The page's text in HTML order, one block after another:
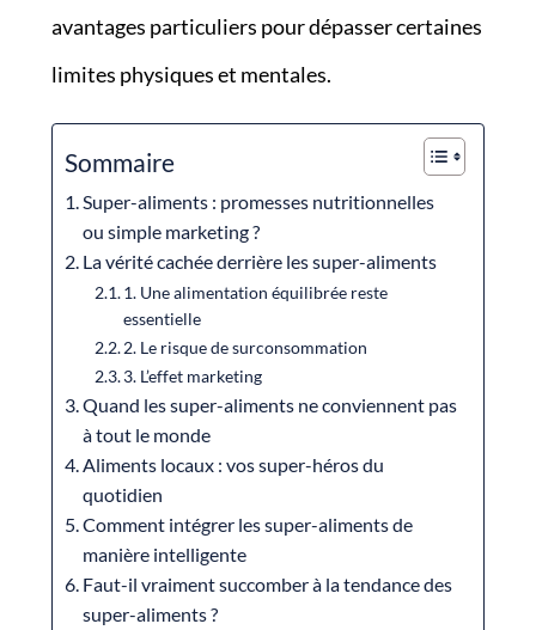
avantages particuliers pour dépasser certaines
limites physiques et mentales.
Sommaire
Super-aliments : promesses nutritionnelles
ou simple marketing ?
La vérité cachée derrière les super-aliments
1. Une alimentation équilibrée reste
essentielle
2. Le risque de surconsommation
3. L’effet marketing
Quand les super-aliments ne conviennent pas
à tout le monde
Aliments locaux : vos super-héros du
quotidien
Comment intégrer les super-aliments de
manière intelligente
Faut-il vraiment succomber à la tendance des
super-aliments ?